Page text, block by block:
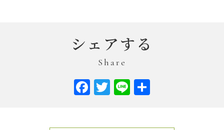
シェアする
Share
Facebook
Twitter
Line